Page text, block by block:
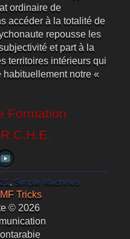
ordinaire de
accéder à la totalité de
repousse les
et part à la
territoires intérieurs qui
habituellement notre «
Formation
, Simple Machines
Tricks
© 2026